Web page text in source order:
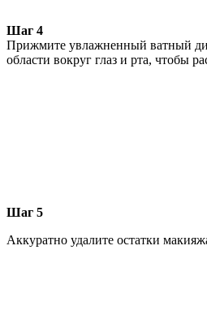
Шаг 4
Прижмите увлажненный ватный
области вокруг глаз и рта, чтобы
Шаг 5
Аккуратно удалите остатки